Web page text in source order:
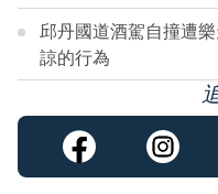
邱丹國道酒駕自撞遭
諒的行為